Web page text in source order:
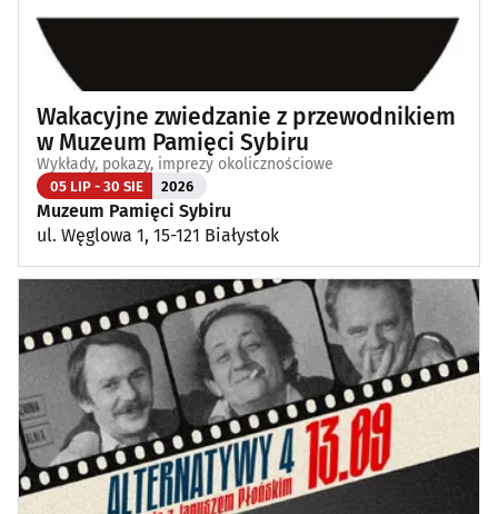
Wakacyjne zwiedzanie z przewodnikiem
w Muzeum Pamięci Sybiru
Wykłady, pokazy, imprezy okolicznościowe
05 LIP - 30 SIE 2026
Muzeum Pamięci Sybiru
ul. Węglowa 1, 15-121 Białystok